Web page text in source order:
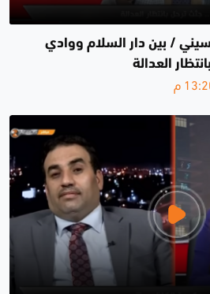
/ بين دار السلام ووادي
العدالة